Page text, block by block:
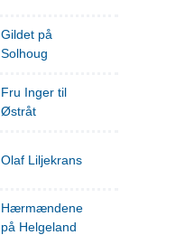
Gildet på
Solhoug
Fru Inger til
Østråt
Olaf Liljekrans
Hærmændene
på Helgeland